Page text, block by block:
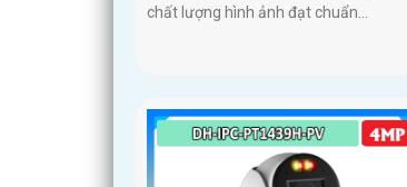
chất lượng hình ảnh đạt chuẩn...